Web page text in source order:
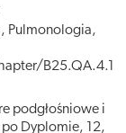
Pulmonologia,
podgłośniowe i
Dyplomie, 12,